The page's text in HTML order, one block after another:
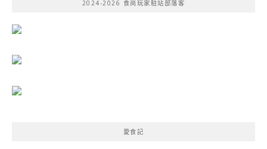
2024-2026 食尚玩家駐站部落客
愛食記